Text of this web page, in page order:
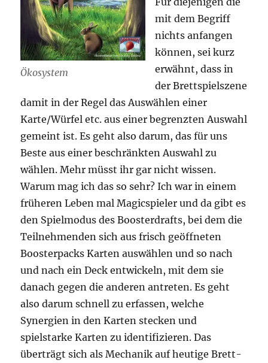
Ökosystem
mit dem Begriff
nichts anfangen
können, sei kurz
erwähnt, dass in
der Brettspielszene
damit in der Regel das Auswählen einer
Karte/Würfel etc. aus einer begrenzten Auswahl
gemeint ist. Es geht also darum, das für uns
Beste aus einer beschränkten Auswahl zu
wählen. Mehr müsst ihr gar nicht wissen.
Warum mag ich das so sehr? Ich war in einem
früheren Leben mal Magicspieler und da gibt es
den Spielmodus des Boosterdrafts, bei dem die
Teilnehmenden sich aus frisch geöffneten
Boosterpacks Karten auswählen und so nach
und nach ein Deck entwickeln, mit dem sie
danach gegen die anderen antreten. Es geht
also darum schnell zu erfassen, welche
Synergien in den Karten stecken und
spielstarke Karten zu identifizieren. Das
überträgt sich als Mechanik auf heutige Brett-